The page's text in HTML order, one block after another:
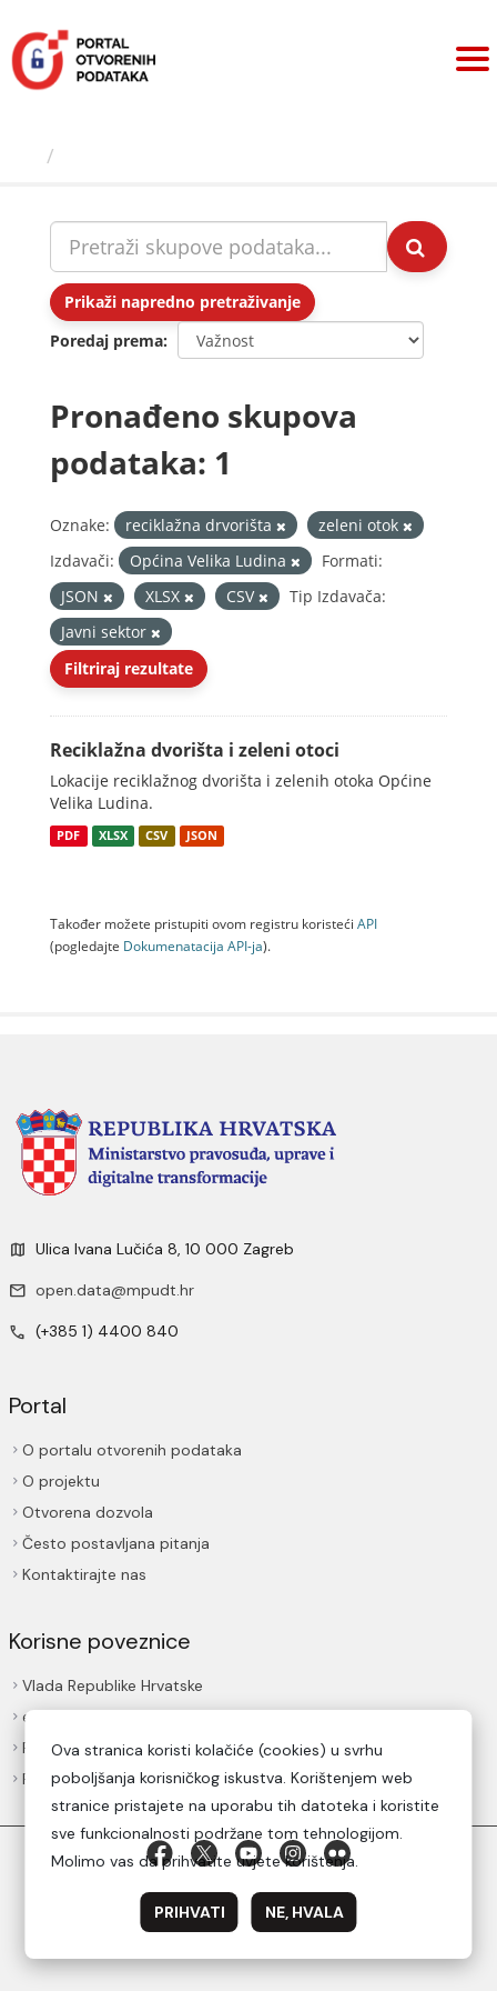
sadržaj
Prikaži napredno pretraživanje
Poredaj prema
Pronađeno skupova
podataka: 1
Oznake: reciklažna drvorišta
zeleni otok
Izdavači:
Općina Velika Ludina
Formati:
JSON
XLSX CSV
Tip Izdavača:
Javni sektor
Filtriraj rezultate
Reciklažna dvorišta i zeleni otoci
Lokacije reciklažnog dvorišta i zelenih otoka Općine
Velika Ludina.
PDF XLSX CSV JSON
Također možete pristupiti ovom registru koristeći API
(pogledajte Dokumenаtаcijа API-jа).